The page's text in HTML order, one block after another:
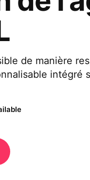
de manière
intégré